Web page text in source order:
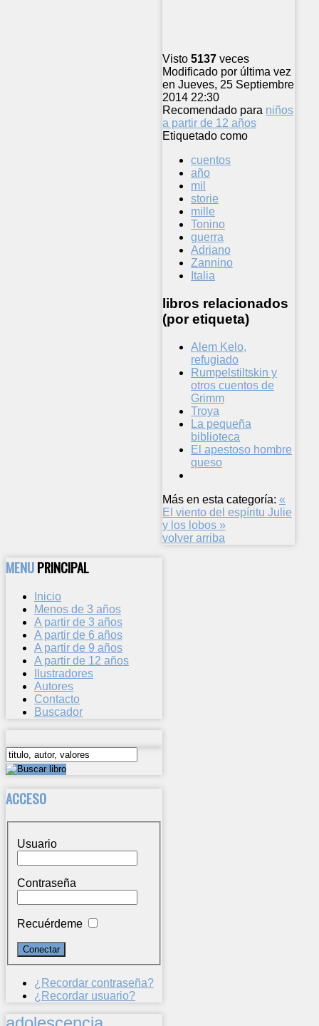
Visto 5137 veces
Modificado por última vez
en Jueves, 25 Septiembre
2014 22:30
Recomendado para niños
a partir de 12 años
Etiquetado como
cuentos
año
mil
storie
mille
Tonino
guerra
Adriano
Zannino
Italia
libros relacionados
(por etiqueta)
Alem Kelo,
refugiado
Rumpelstiltskin y
otros cuentos de
Grimm
Troya
La pequeña
biblioteca
El apestoso hombre
queso
Más en esta categoría: «
El viento del espíritu Julie
y los lobos »
volver arriba
MENUPRINCIPAL
Inicio
Menos de 3 años
A partir de 3 años
A partir de 6 años
A partir de 9 años
A partir de 12 años
Ilustradores
Autores
Contacto
Buscador
ACCESO
Usuario
Contraseña
Recuérdeme
¿Recordar contraseña?
¿Recordar usuario?